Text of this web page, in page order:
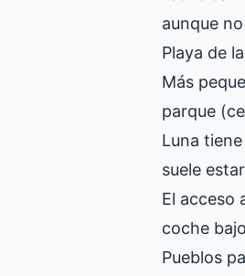
aunque
Playa de
Más
parque
Luna
suele
El acceso
coche
Pueblos